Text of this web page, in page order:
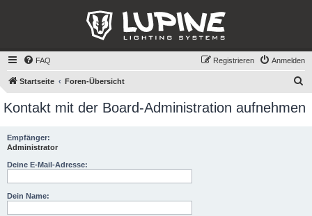
FAQ Anmelden
Registrieren
Startseite Foren-Übersicht
c
Kontakt mit der Board-Administration aufnehmen
Empfänger:
Administrator
Deine E-Mail-Adresse:
Dein Name: